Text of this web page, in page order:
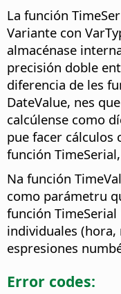
La función
Variante con
almacénase
precisión doble
diferencia de les
DateValue, nes
calcúlense como
pue facer cálculos
función
Na función
como parámetru
función
individuales
espresiones
Error codes: